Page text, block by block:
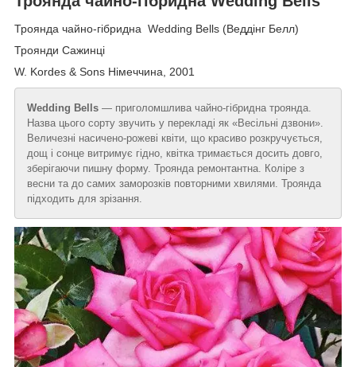
Троянда чайно-гібридна Wedding Bells (Веддінг Белл)
Троянди Сажинці
W. Kordes & Sons Німеччина, 2001
Wedding Bells — приголомшлива чайно-гібридна троянда.
Назва цього сорту звучить у перекладі як «Весільні дзвони».
Величезні насичено-рожеві квіти, що красиво розкручується,
дощ і сонце витримує гідно, квітка тримається досить довго,
зберігаючи пишну форму. Троянда ремонтантна. Коліре з
весни та до самих заморозків повторними хвилями. Троянда
підходить для зрізання.